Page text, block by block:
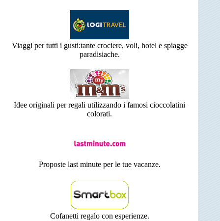
Viaggi per tutti i gusti:tante crociere, voli, hotel e spiagge
paradisiache.
Idee originali per regali utilizzando i famosi cioccolatini
colorati.
Proposte last minute per le tue vacanze.
Cofanetti regalo con esperienze.